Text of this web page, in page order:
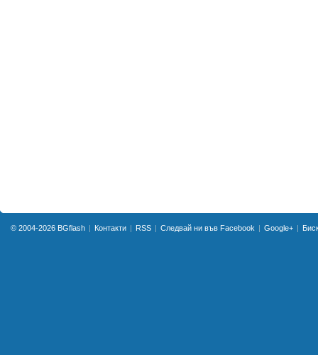
© 2004-2026 BGflash Контакти RSS Следвай ни във Facebook Google+